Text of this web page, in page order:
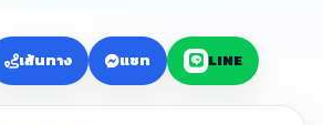
เส้นทาง แชท LINE